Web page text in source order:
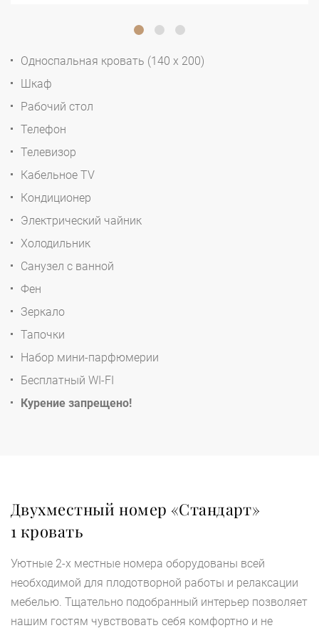
Односпальная кровать (140 x 200)
Шкаф
Рабочий стол
Телефон
Телевизор
Кабельное TV
Кондиционер
Электрический чайник
Холодильник
Санузел с ванной
Фен
Зеркало
Тапочки
Набор мини-парфюмерии
Бесплатный WI-FI
Курение запрещено!
Двухместный номер «Стандарт»
1 кровать
Уютные 2-х местные номера оборудованы всей
необходимой для плодотворной работы и релаксации
мебелью. Тщательно подобранный интерьер позволяет
нашим гостям чувствовать себя комфортно и не